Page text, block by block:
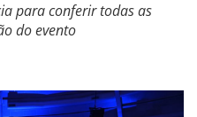
para conferir todas as
do evento